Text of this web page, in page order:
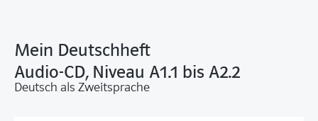
Mein Deutschheft
Audio-CD, Niveau A1.1 bis A2.2
Deutsch als Zweitsprache